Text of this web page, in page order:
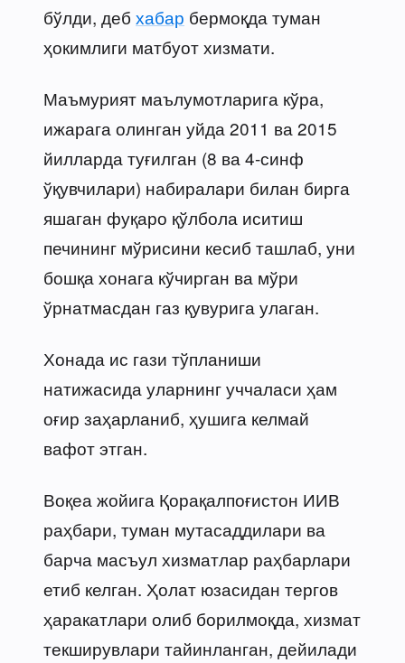
бўлди, деб хабар бермоқда туман
ҳокимлиги матбуот хизмати.
Маъмурият маълумотларига кўра,
ижарага олинган уйда 2011 ва 2015
йилларда туғилган (8 ва 4-синф
ўқувчилари) набиралари билан бирга
яшаган фуқаро қўлбола иситиш
печининг мўрисини кесиб ташлаб, уни
бошқа хонага кўчирган ва мўри
ўрнатмасдан газ қувурига улаган.
Хонада ис гази тўпланиши
натижасида уларнинг уччаласи ҳам
оғир заҳарланиб, ҳушига келмай
вафот этган.
Воқеа жойига Қорақалпоғистон ИИВ
раҳбари, туман мутасаддилари ва
барча масъул хизматлар раҳбарлари
етиб келган. Ҳолат юзасидан тергов
ҳаракатлари олиб борилмоқда, хизмат
текширувлари тайинланган, дейилади